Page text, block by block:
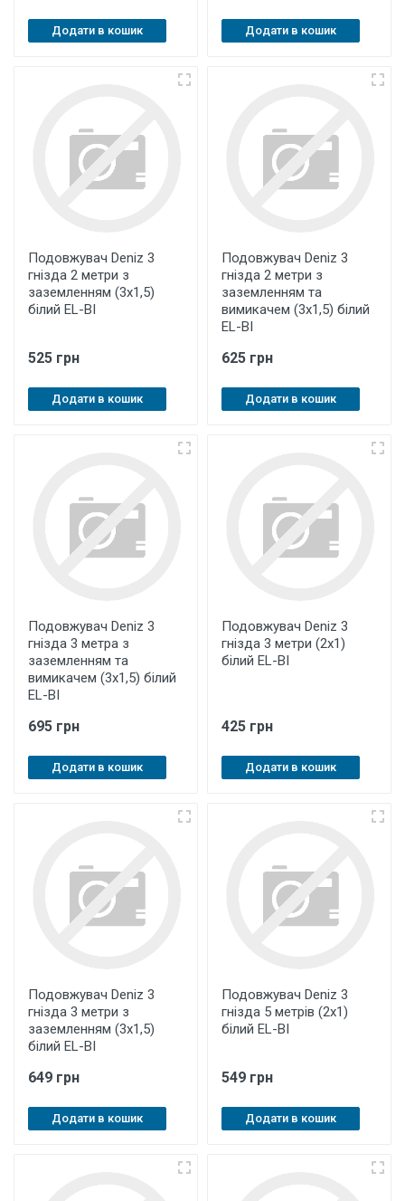
Додати в кошик Додати в кошик
Подовжувач Deniz 3
гнізда 2 метри з
заземленням (3х1,5)
білий EL-BI
525 грн
Додати в кошик
Подовжувач Deniz 3
гнізда 2 метри з
заземленням та
вимикачем (3х1,5) білий
EL-BI
625 грн
Додати в кошик
Подовжувач Deniz 3
гнізда 3 метра з
заземленням та
вимикачем (3х1,5) білий
EL-BI
695 грн
Додати в кошик
Подовжувач Deniz 3
гнізда 3 метри (2х1)
білий EL-BI
425 грн
Додати в кошик
Подовжувач Deniz 3
гнізда 3 метри з
заземленням (3х1,5)
білий EL-BI
649 грн
Додати в кошик
Подовжувач Deniz 3
гнізда 5 метрів (2х1)
білий EL-BI
549 грн
Додати в кошик